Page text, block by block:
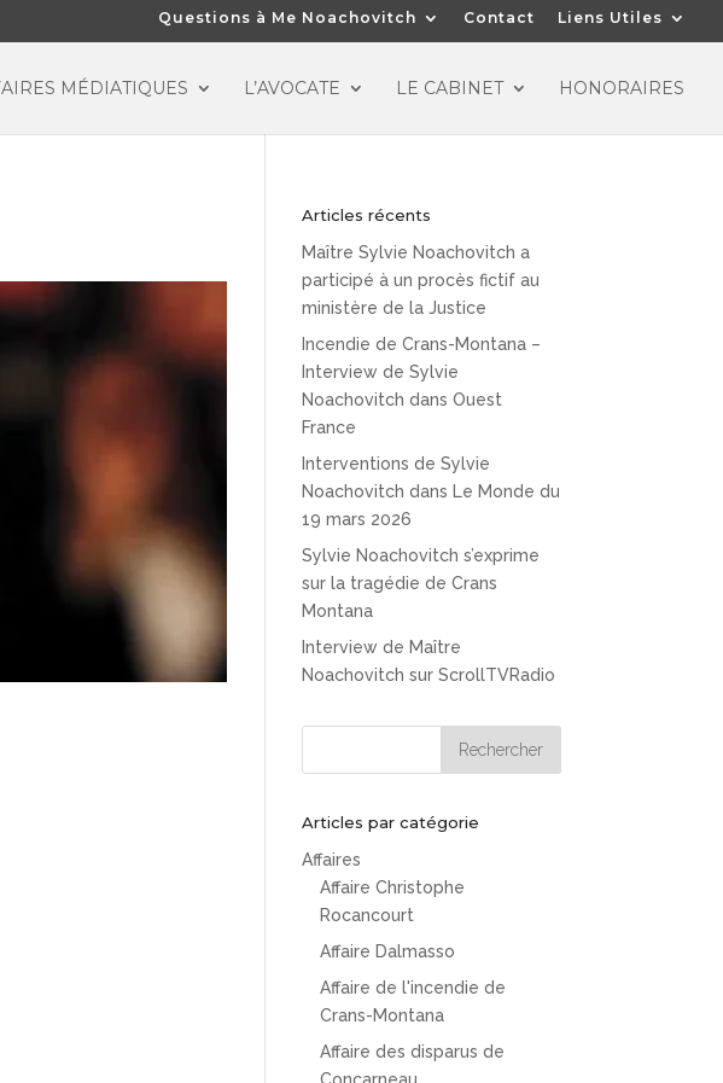
Questions à Me Noachovitch Contact Liens Utiles
MÉDIATIQUES L’AVOCATE LE CABINET HONORAIRES
Articles récents
Maître Sylvie Noachovitch a
participé à un procès fictif au
ministère de la Justice
Incendie de Crans-Montana –
Interview de Sylvie
Noachovitch dans Ouest
France
Interventions de Sylvie
Noachovitch dans Le Monde du
19 mars 2026
Sylvie Noachovitch s’exprime
sur la tragédie de Crans
Montana
Interview de Maître
Noachovitch sur ScrollTVRadio
Articles par catégorie
Affaires
Affaire Christophe
Rocancourt
Affaire Dalmasso
Affaire de l'incendie de
Crans-Montana
Affaire des disparus de